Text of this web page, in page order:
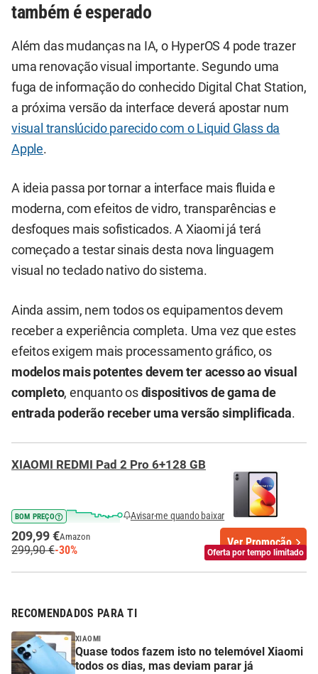
também é esperado
Além das mudanças na IA, o HyperOS 4 pode trazer
uma renovação visual importante. Segundo uma
fuga de informação do conhecido Digital Chat Station,
a próxima versão da interface deverá apostar num
visual translúcido parecido com o Liquid Glass da
Apple.
A ideia passa por tornar a interface mais fluida e
moderna, com efeitos de vidro, transparências e
desfoques mais sofisticados. A Xiaomi já terá
começado a testar sinais desta nova linguagem
visual no teclado nativo do sistema.
Ainda assim, nem todos os equipamentos devem
receber a experiência completa. Uma vez que estes
efeitos exigem mais processamento gráfico, os
modelos mais potentes devem ter acesso ao visual
completo, enquanto os dispositivos de gama de
entrada poderão receber uma versão simplificada.
Oferta por tempo limitado
XIAOMI REDMI Pad 2 Pro 6+128 GB
BOM PREÇO Avisar-me quando baixar
209,99 €Amazon
299,90 €-30%
Ver Promoção
RECOMENDADOS PARA TI
XIAOMI
Quase todos fazem isto no telemóvel Xiaomi
todos os dias, mas deviam parar já